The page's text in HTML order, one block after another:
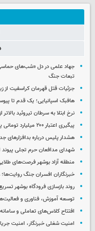
جهاد علمی در دل «شب‌های حماسی
تبعات جنگ
جزئیات قتل قهرمان کراسفیت از
هافبک اسپانیایی؛ یک قدم تا
نرخ ابتلا به سرطان تیروئید
پیگیری اعتبار ۲۰۰ میلیارد تومانی پروژه پلنگ‌دره در خراسان شمالی
هشدار پلیس درباره بدافزارهای
شهدای مدافعان حرم تجلی پیوند
منطقه آزاد بوشهر فرصت‌های
خبرنگاران افسران جنگ
روند بازسازی فرودگاه بوشهر
توسعه آموزش، فناوری و
افتتاح کلاس‌های تعاملی و
امنیت شغلی خبرنگار، امنیت